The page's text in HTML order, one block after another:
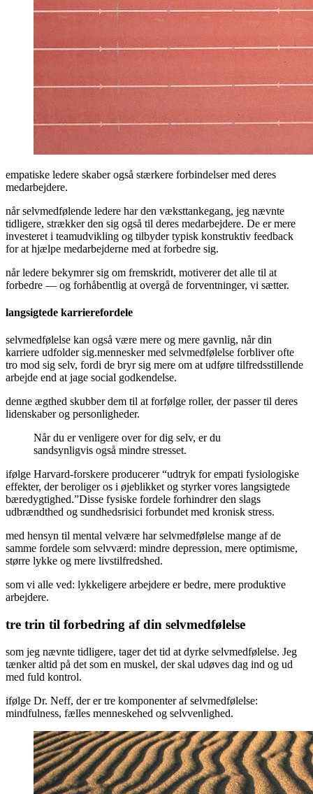
empatiske ledere skaber også stærkere forbindelser med deres
medarbejdere.
når selvmedfølende ledere har den væksttankegang, jeg nævnte
tidligere, strækker den sig også til deres medarbejdere. De er mere
investeret i teamudvikling og tilbyder typisk konstruktiv feedback
for at hjælpe medarbejderne med at forbedre sig.
når ledere bekymrer sig om fremskridt, motiverer det alle til at
forbedre — og forhåbentlig at overgå de forventninger, vi sætter.
langsigtede karrierefordele
selvmedfølelse kan også være mere og mere gavnlig, når din
karriere udfolder sig.mennesker med selvmedfølelse forbliver ofte
tro mod sig selv, fordi de bryr sig mere om at udføre tilfredsstillende
arbejde end at jage social godkendelse.
denne ægthed skubber dem til at forfølge roller, der passer til deres
lidenskaber og personligheder.
Når du er venligere over for dig selv, er du
sandsynligvis også mindre stresset.
ifølge Harvard-forskere producerer “udtryk for empati fysiologiske
effekter, der beroliger os i øjeblikket og styrker vores langsigtede
bæredygtighed.”Disse fysiske fordele forhindrer den slags
udbrændthed og sundhedsrisici forbundet med kronisk stress.
med hensyn til mental velvære har selvmedfølelse mange af de
samme fordele som selvværd: mindre depression, mere optimisme,
større lykke og mere livstilfredshed.
som vi alle ved: lykkeligere arbejdere er bedre, mere produktive
arbejdere.
tre trin til forbedring af din selvmedfølelse
som jeg nævnte tidligere, tager det tid at dyrke selvmedfølelse. Jeg
tænker altid på det som en muskel, der skal udøves dag ind og ud
med fuld kontrol.
ifølge Dr. Neff, der er tre komponenter af selvmedfølelse:
mindfulness, fælles menneskehed og selvvenlighed.